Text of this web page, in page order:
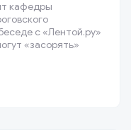
кафедры
с «Лентой.ру»
«засорять»